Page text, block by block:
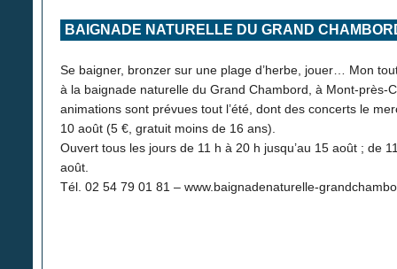
BAIGNADE NATURELLE DU GRAND
Se baigner, bronzer sur une plage d’herbe, jouer… Mon
à la baignade naturelle du Grand Chambord, à Mont-près-
animations sont prévues tout l’été, dont des concerts le
10 août (5 €, gratuit moins de 16 ans).
Ouvert tous les jours de 11 h à 20 h jusqu’au 15 août ; de
août.
Tél. 02 54 79 01 81 – www.baignadenaturelle-